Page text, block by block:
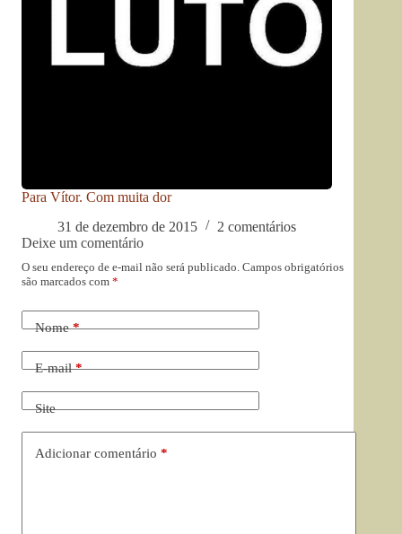
Para Vítor. Com muita dor
31 de dezembro de 2015
2 comentários
Deixe um comentário
O seu endereço de e-mail não será publicado. Campos obrigatórios
são marcados com *
Nome*
E-mail*
Site
Adicionar comentário *